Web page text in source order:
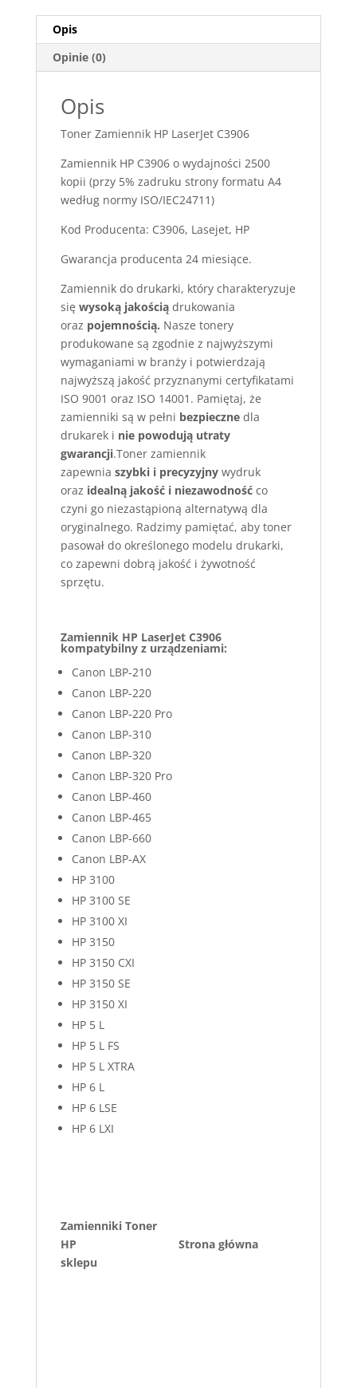
Opis
Opinie (0)
Opis
Toner Zamiennik HP LaserJet C3906
Zamiennik HP C3906 o wydajności 2500
kopii (przy 5% zadruku strony formatu A4
według normy ISO/IEC24711)
Kod Producenta: C3906, Lasejet, HP
Gwarancja producenta 24 miesiące.
Zamiennik do drukarki, który charakteryzuje
się wysoką jakościądrukowania
oraz pojemnością. Nasze tonery
produkowane są zgodnie z najwyższymi
wymaganiami w branży i potwierdzają
najwyższą jakość przyznanymi certyfikatami
ISO 9001 oraz ISO 14001. Pamiętaj, że
zamienniki są w pełni bezpiecznedla
drukarek i nie powodują utraty
gwarancji.Toner zamiennik
zapewnia szybki i precyzyjnywydruk
oraz idealną jakość i niezawodnośćco
czyni go niezastąpioną alternatywą dla
oryginalnego. Radzimy pamiętać, aby toner
pasował do określonego modelu drukarki,
co zapewni dobrą jakość i żywotność
sprzętu.
Zamiennik HP LaserJet C3906
kompatybilny z urządzeniami:
Canon LBP-210
Canon LBP-220
Canon LBP-220 Pro
Canon LBP-310
Canon LBP-320
Canon LBP-320 Pro
Canon LBP-460
Canon LBP-465
Canon LBP-660
Canon LBP-AX
HP 3100
HP 3100 SE
HP 3100 XI
HP 3150
HP 3150 CXI
HP 3150 SE
HP 3150 XI
HP 5 L
HP 5 L FS
HP 5 L XTRA
HP 6 L
HP 6 LSE
HP 6 LXI
Zamienniki Toner
HP Strona główna
sklepu